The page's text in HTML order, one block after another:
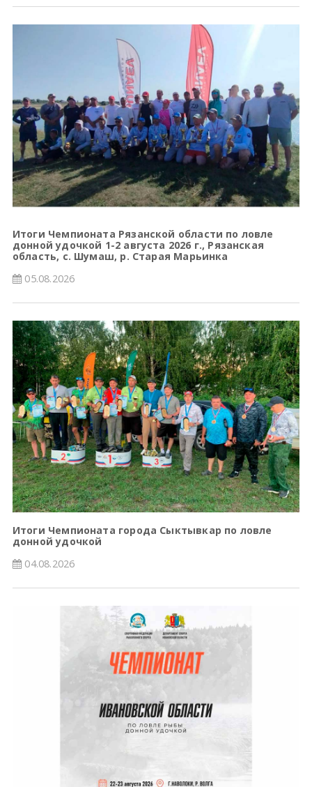
Итоги Чемпионата Рязанской области по ловле
донной удочкой 1-2 августа 2026 г., Рязанская
область, с. Шумаш, р. Старая Марьинка
05.08.2026
Итоги Чемпионата города Сыктывкар по ловле
донной удочкой
04.08.2026